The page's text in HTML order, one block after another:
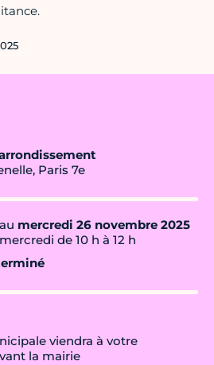
Paris 7e
au mercredi 26 novembre 2025
de 10 h à 12 h
viendra à votre
la mairie